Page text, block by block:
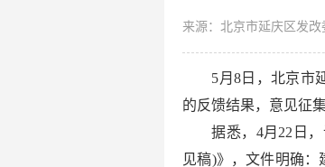
来源：北京市延庆区发改
5月8日，北京市
的反馈结果，意见征
据悉，4月22日
见稿)》，文件明确